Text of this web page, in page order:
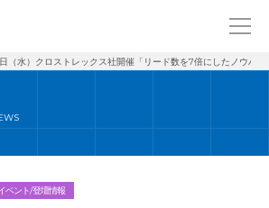
日（水）クロストレックス社開催「リード数を7倍にしたノウ
ベント/登壇情報